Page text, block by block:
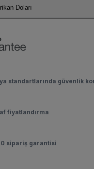
Doları
standartlarında güvenlik
fiyatlandırma
sipariş garantisi